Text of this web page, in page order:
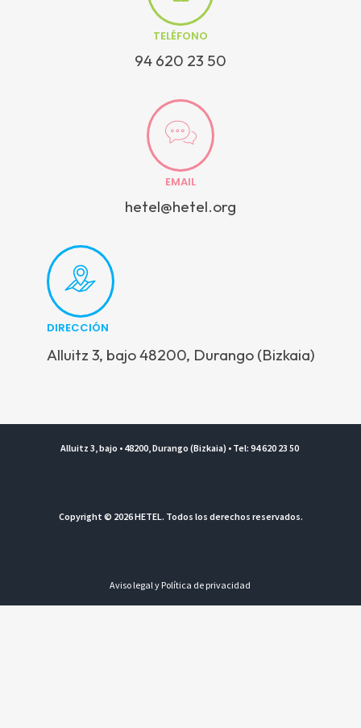
TELÉFONO
94 620 23 50
EMAIL
hetel@hetel.org
DIRECCIÓN
Alluitz 3, bajo 48200, Durango (Bizkaia)
Alluitz 3, bajo • 48200, Durango (Bizkaia) • Tel: 94 620 23 50
Copyright © 2026 HETEL. Todos los derechos reservados.
Aviso legal y Política de privacidad